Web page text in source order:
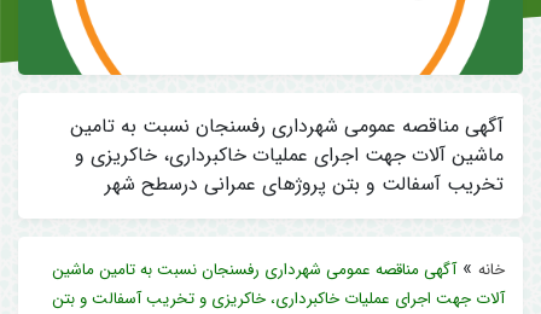
آگهی مناقصه عمومی شهرداری رفسنجان نسبت به تامین
ماشین آلات جهت اجرای عملیات خاکبرداری، خاکریزی و
تخریب آسفالت و بتن پروژهای عمرانی درسطح شهر
خانه »آگهی مناقصه عمومی شهرداری رفسنجان نسبت به تامین ماشین
آلات جهت اجرای عملیات خاکبرداری، خاکریزی و تخریب آسفالت و بتن